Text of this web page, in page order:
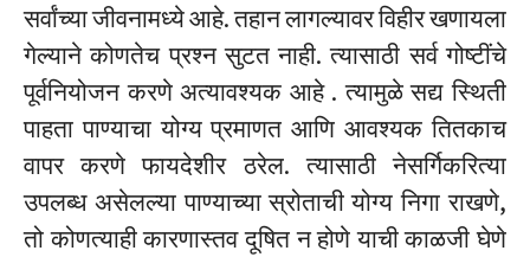
सर्वांच्या जीवनामध्ये आहे. तहान लागल्यावर विहीर खणायला
गेल्याने कोणतेच प्रश्न सुटत नाही. त्यासाठी सर्व गोष्टींचे
पूर्वनियोजन करणे अत्यावश्यक आहे . त्यामुळे सद्य स्थिती
पाहता पाण्याचा योग्य प्रमाणत आणि आवश्यक तितकाच
वापर करणे फायदेशीर ठरेल. त्यासाठी नेसर्गिकरित्या
उपलब्ध असेलल्या पाण्याच्या स्रोताची योग्य निगा राखणे,
तो कोणत्याही कारणास्तव दूषित न होणे याची काळजी घेणे